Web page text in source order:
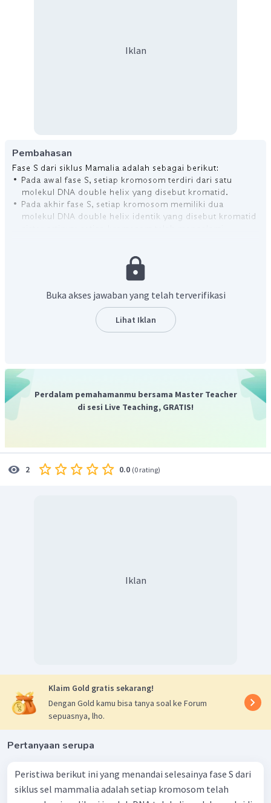
Iklan
Pembahasan
Buka akses jawaban yang telah terverifikasi
Lihat Iklan
Perdalam pemahamanmu bersama Master Teacher
di sesi Live Teaching, GRATIS!
2 0.0 (0 rating)
Iklan
Klaim Gold gratis sekarang!
Dengan Gold kamu bisa tanya soal ke Forum
sepuasnya, lho.
Pertanyaan serupa
Peristiwa berikut ini yang menandai selesainya fase S dari
siklus sel mammalia adalah setiap kromosom telah